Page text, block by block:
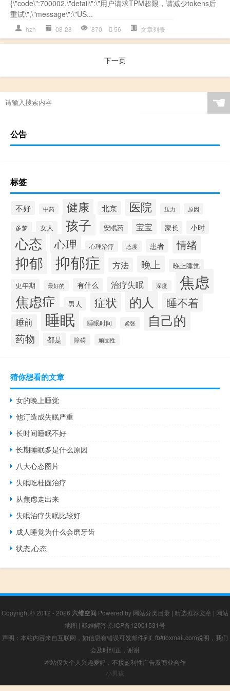
{\"code\":700002,\"detail\":\"用户请求TPM超限，请减少tokens后
重试\",\"message\":\"US...
hzh 08-28 870 56 文章列表
下一页
☚
公告
标签
不好 中药 健康 北京 医院 压力 原因
多梦 女人 孩子 安眠药 宝宝 家长 小时
心态 心理 心理治疗 态度 患者 情绪
抑郁 抑郁症 方法 晚上
晚上睡觉
更年期
最好的 有什么 治疗失眠 深度 焦虑
焦虑症 男人 症状 的人 睡不着
睡前 睡眠 睡眠时间 紧张 自己的
药物 都是 障碍 顽固性
猜你想看的文章
女的晚上睡觉
他汀造成失眠严重
长时间睡眠不好
长期睡眠多是什么原因
八大心态图片
失眠吃桂圆治疗
从焦虑走出来
失眠治疗失眠比较好
成人睡觉为什么会磨牙齿
状态,心态
Copyright © 2012 - 2026 六维空间 Powered by 网站分类目录 | 精选推荐文章 | 网站
地图 | 疑难解答 京ICP备12001531号
声明：本站内容来自互联网，如信息有错误可发邮件到f_fb#foxmail.com说明，我们
会及时纠正，谢谢
本站仅为个人兴趣爱好，不接盈利性广告及商业合作
小男孩